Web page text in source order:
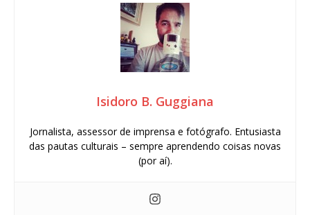
Isidoro B. Guggiana
Jornalista, assessor de imprensa e fotógrafo. Entusiasta
das pautas culturais – sempre aprendendo coisas novas
(por aí).